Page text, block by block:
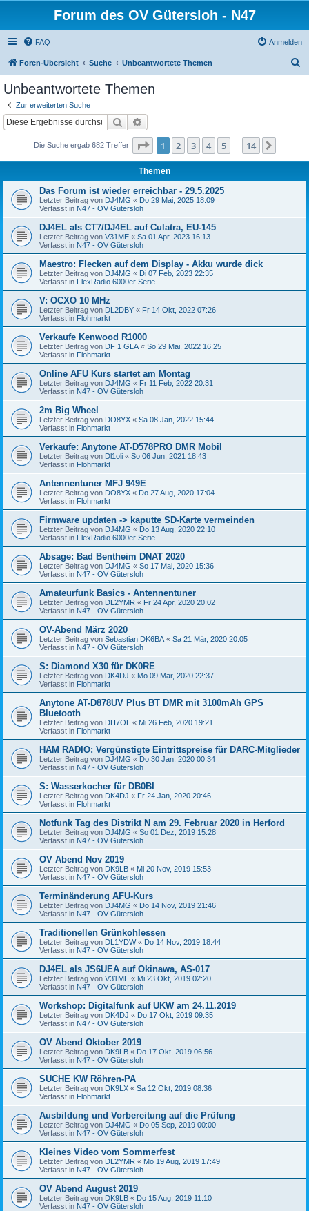
Forum des OV Gütersloh - N47
FAQ Anmelden
Foren-Übersicht Suche Unbeantwortete Themen
Unbeantwortete Themen
Zur erweiterten Suche
Suche
Die Suche ergab 682 Treffer Seite 1von 14
1 2 3 4 5 14
Themen
Das Forum ist wieder erreichbar - 29.5.2025
Letzter Beitrag von DJ4MG « Do 29 Mai, 2025 18:09
Verfasst in N47 - OV Gütersloh
DJ4EL als CT7/DJ4EL auf Culatra, EU-145
Letzter Beitrag von V31ME « Sa 01 Apr, 2023 16:13
Verfasst in N47 - OV Gütersloh
Maestro: Flecken auf dem Display - Akku wurde dick
Letzter Beitrag von DJ4MG « Di 07 Feb, 2023 22:35
Verfasst in FlexRadio 6000er Serie
V: OCXO 10 MHz
Letzter Beitrag von DL2DBY « Fr 14 Okt, 2022 07:26
Verfasst in Flohmarkt
Verkaufe Kenwood R1000
Letzter Beitrag von DF 1 GLA « So 29 Mai, 2022 16:25
Verfasst in Flohmarkt
Online AFU Kurs startet am Montag
Letzter Beitrag von DJ4MG « Fr 11 Feb, 2022 20:31
Verfasst in N47 - OV Gütersloh
2m Big Wheel
Letzter Beitrag von DO8YX « Sa 08 Jan, 2022 15:44
Verfasst in Flohmarkt
Verkaufe: Anytone AT-D578PRO DMR Mobil
Letzter Beitrag von Dl1oli « So 06 Jun, 2021 18:43
Verfasst in Flohmarkt
Antennentuner MFJ 949E
Letzter Beitrag von DO8YX « Do 27 Aug, 2020 17:04
Verfasst in Flohmarkt
Firmware updaten -> kaputte SD-Karte vermeinden
Letzter Beitrag von DJ4MG « Do 13 Aug, 2020 22:10
Verfasst in FlexRadio 6000er Serie
Absage: Bad Bentheim DNAT 2020
Letzter Beitrag von DJ4MG « So 17 Mai, 2020 15:36
Verfasst in N47 - OV Gütersloh
Amateurfunk Basics - Antennentuner
Letzter Beitrag von DL2YMR « Fr 24 Apr, 2020 20:02
Verfasst in N47 - OV Gütersloh
OV-Abend März 2020
Letzter Beitrag von Sebastian DK6BA « Sa 21 Mär, 2020 20:05
Verfasst in N47 - OV Gütersloh
S: Diamond X30 für DK0RE
Letzter Beitrag von DK4DJ « Mo 09 Mär, 2020 22:37
Verfasst in Flohmarkt
Anytone AT-D878UV Plus BT DMR mit 3100mAh GPS
Bluetooth
Letzter Beitrag von DH7OL « Mi 26 Feb, 2020 19:21
Verfasst in Flohmarkt
HAM RADIO: Vergünstigte Eintrittspreise für DARC-Mitglieder
Letzter Beitrag von DJ4MG « Do 30 Jan, 2020 00:34
Verfasst in N47 - OV Gütersloh
S: Wasserkocher für DB0BI
Letzter Beitrag von DK4DJ « Fr 24 Jan, 2020 20:46
Verfasst in Flohmarkt
Notfunk Tag des Distrikt N am 29. Februar 2020 in Herford
Letzter Beitrag von DJ4MG « So 01 Dez, 2019 15:28
Verfasst in N47 - OV Gütersloh
OV Abend Nov 2019
Letzter Beitrag von DK9LB « Mi 20 Nov, 2019 15:53
Verfasst in N47 - OV Gütersloh
Terminänderung AFU-Kurs
Letzter Beitrag von DJ4MG « Do 14 Nov, 2019 21:46
Verfasst in N47 - OV Gütersloh
Traditionellen Grünkohlessen
Letzter Beitrag von DL1YDW« Do 14 Nov, 2019 18:44
Verfasst in N47 - OV Gütersloh
DJ4EL als JS6UEA auf Okinawa, AS-017
Letzter Beitrag von V31ME « Mi 23 Okt, 2019 02:20
Verfasst in N47 - OV Gütersloh
Workshop: Digitalfunk auf UKW am 24.11.2019
Letzter Beitrag von DK4DJ « Do 17 Okt, 2019 09:35
Verfasst in N47 - OV Gütersloh
OV Abend Oktober 2019
Letzter Beitrag von DK9LB « Do 17 Okt, 2019 06:56
Verfasst in N47 - OV Gütersloh
SUCHE KW Röhren-PA
Letzter Beitrag von DK9LX « Sa 12 Okt, 2019 08:36
Verfasst in Flohmarkt
Ausbildung und Vorbereitung auf die Prüfung
Letzter Beitrag von DJ4MG « Do 05 Sep, 2019 00:00
Verfasst in N47 - OV Gütersloh
Kleines Video vom Sommerfest
Letzter Beitrag von DL2YMR « Mo 19 Aug, 2019 17:49
Verfasst in N47 - OV Gütersloh
OV Abend August 2019
Letzter Beitrag von DK9LB « Do 15 Aug, 2019 11:10
Verfasst in N47 - OV Gütersloh